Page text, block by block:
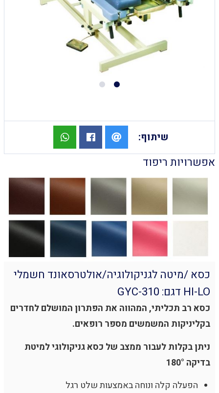
כסא /מיטה לגניקולוגיה/אולטרסאונד חשמלי
HI-LO דגם: GYC-310
כסא רב תכליתי, המהווה את הפתרון המושלם לחדרים
בקליניקות המשמשים מספר רופאים.
ניתן בקלות לעבור ממצב של כסא גניקולוגי למיטת
בדיקה 180°
הפעלה קלה ונוחה באמצעות שלט רגל
שיתוף:
אפשרויות ריפוד